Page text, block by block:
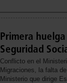
Primera
Seguridad
Conflicto en el
Migraciones, la falta
Ministerio que dirige